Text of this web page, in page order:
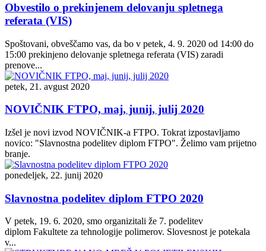
Obvestilo o prekinjenem delovanju spletnega
referata (VIS)
Spoštovani, obveščamo vas, da bo v petek, 4. 9. 2020 od 14:00 do
15:00 prekinjeno delovanje spletnega referata (VIS) zaradi
prenove...
petek, 21. avgust 2020
NOVIČNIK FTPO, maj, junij, julij 2020
Izšel je novi izvod NOVIČNIK-a FTPO. Tokrat izpostavljamo
novico: "Slavnostna podelitev diplom FTPO". Želimo vam prijetno
branje.
ponedeljek, 22. junij 2020
Slavnostna podelitev diplom FTPO 2020
V petek, 19. 6. 2020, smo organizitali že 7. podelitev
diplom Fakultete za tehnologije polimerov. Slovesnost je potekala
v...